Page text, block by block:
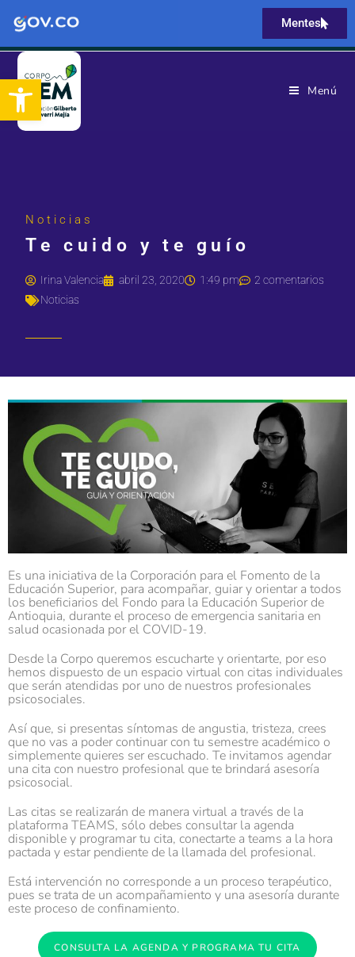
Abrir barra de herramientas
Mentes
Menú
Noticias
Te cuido y te guío
Irina Valencia abril 23, 2020 1:49 pm
2 comentarios
Noticias
Es una iniciativa de la Corporación para el Fomento de la
Educación Superior, para acompañar, guiar y orientar a todos
los beneficiarios del Fondo para la Educación Superior de
Antioquia, durante el proceso de emergencia sanitaria en
salud ocasionada por el COVID-19.
Desde la Corpo queremos escucharte y orientarte, por eso
hemos dispuesto de un espacio virtual con citas individuales
que serán atendidas por uno de nuestros profesionales
psicosociales.
Así que, si presentas síntomas de angustia, tristeza, crees
que no vas a poder continuar con tu semestre académico o
simplemente quieres ser escuchado. Te invitamos agendar
una cita con nuestro profesional que te brindará asesoría
psicosocial.
Las citas se realizarán de manera virtual a través de la
plataforma TEAMS, sólo debes consultar la agenda
disponible y programar tu cita, conectarte a teams a la hora
pactada y estar pendiente de la llamada del profesional.
Está intervención no corresponde a un proceso terapéutico,
pues se trata de un acompañamiento y una asesoría durante
este proceso de confinamiento.
CONSULTA LA AGENDA Y PROGRAMA TU CITA